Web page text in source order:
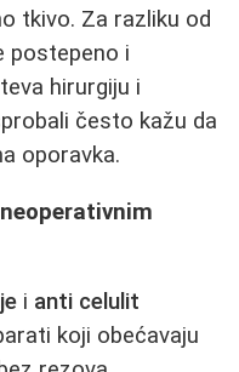
tkivo. Za razliku od
postepeno i
hirurgiju i
često kažu da
oporavka.
i anti celulit
koji obećavaju